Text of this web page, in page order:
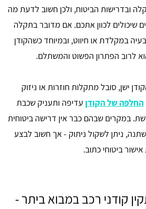
ובדרישות הביטוח, ולכן חשוב לדעת מה
שיכולים לכוון אתכם. אם מדובר בתקלה
במקלדת או חיווט, ובמיוחד כשהקודן
לרוב הפתרון הפשוט והמשתלם.
ישן, סובל מתקלות חוזרות או ניזוק
החלפה של הקודן עדיפה ותעניק שכבת
במקרים שבהם כבר אין דרישה ביטוחית
ניתן לשקול ניתוק - אך חשוב לבצע
ביטוחי כתוב.
קודני רכב במבוא ביתר -